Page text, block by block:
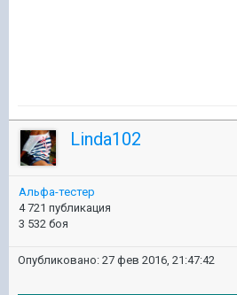
Linda102
Альфа-тестер
4 721 публикация
3 532 боя
Опубликовано: 27 фев 2016, 21:47:42